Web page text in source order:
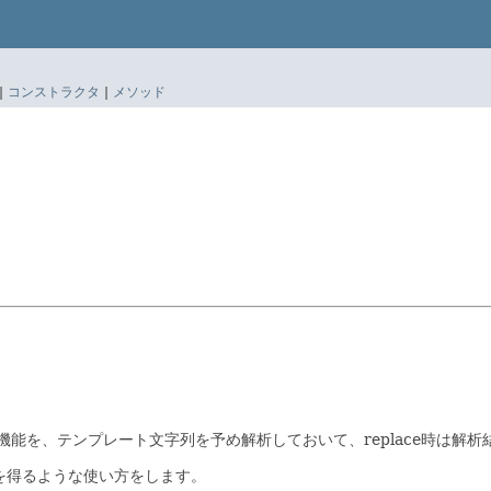
コンストラクタ | メソッド
能を、テンプレート文字列を予め解析しておいて、replace時は解析
るような使い方をします。